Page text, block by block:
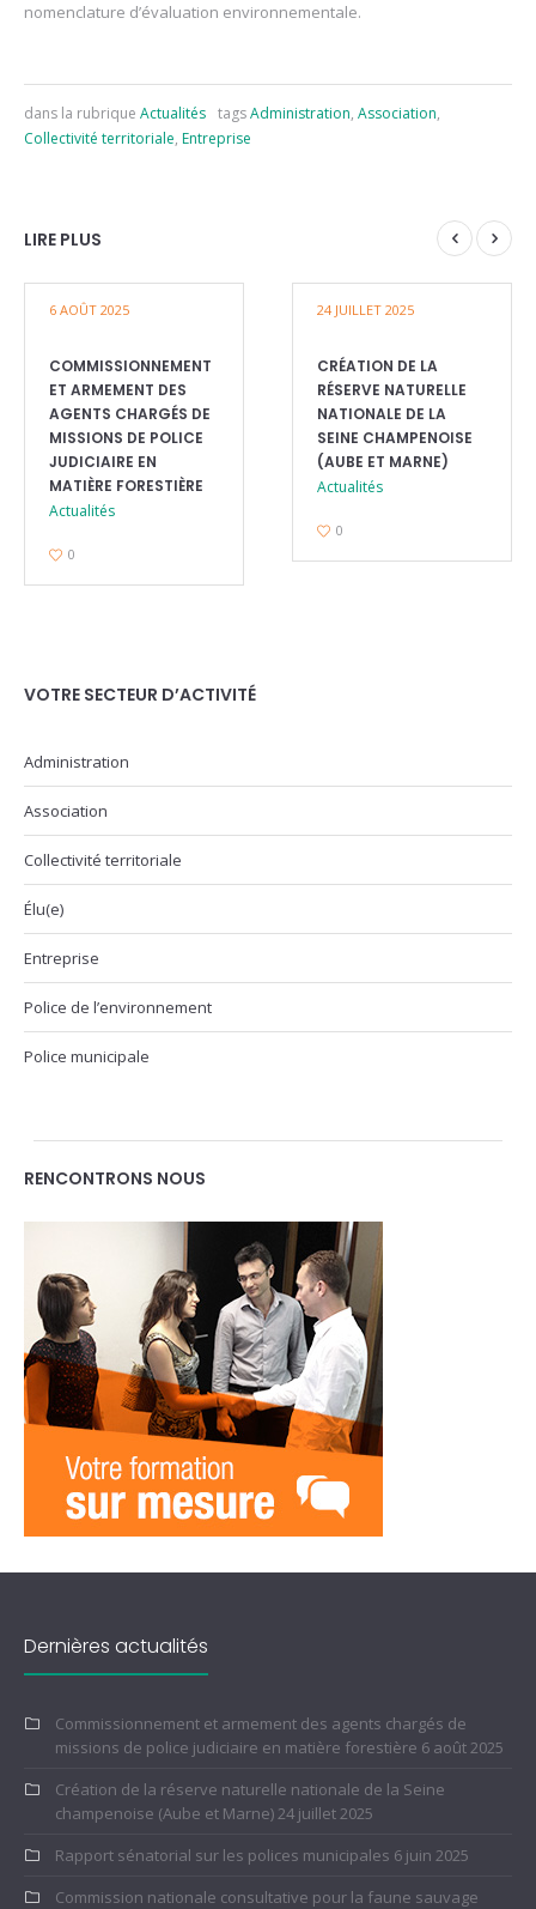
nomenclature d’évaluation environnementale.
dans la rubrique Actualités tagsAdministration, Association,
Collectivité territoriale, Entreprise
LIRE PLUS
6 AOÛT 2025
COMMISSIONNEMENT
ET ARMEMENT DES
AGENTS CHARGÉS DE
MISSIONS DE POLICE
JUDICIAIRE EN
MATIÈRE FORESTIÈRE
Actualités
0
24 JUILLET 2025
CRÉATION DE LA
RÉSERVE NATURELLE
NATIONALE DE LA
SEINE CHAMPENOISE
(AUBE ET MARNE)
Actualités
0
VOTRE SECTEUR D’ACTIVITÉ
Administration
Association
Collectivité territoriale
Élu(e)
Entreprise
Police de l’environnement
Police municipale
RENCONTRONS NOUS
Dernières actualités
Commissionnement et armement des agents chargés de
missions de police judiciaire en matière forestière 6 août 2025
Création de la réserve naturelle nationale de la Seine
champenoise (Aube et Marne)24 juillet 2025
Rapport sénatorial sur les polices municipales 6 juin 2025
Commission nationale consultative pour la faune sauvage